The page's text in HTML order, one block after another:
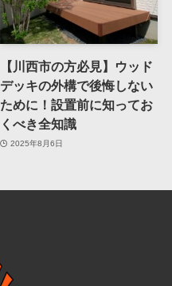
【川西市の方必見】ウッド
デッキの外構で後悔しない
ために！設置前に知ってお
くべき全知識
2025年8月6日